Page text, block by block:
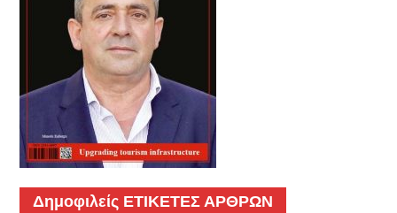
Δημοφιλείς ΕΤΙΚΕΤΕΣ ΑΡΘΡΩΝ